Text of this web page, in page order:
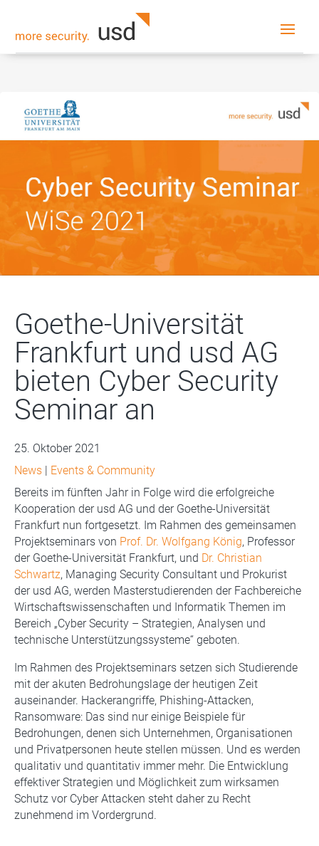
Goethe-Universität
Frankfurt und usd AG
bieten Cyber Security
Seminar an
25. Oktober 2021
News | Events & Community
Bereits im fünften Jahr in Folge wird die erfolgreiche
Kooperation der usd AG und der Goethe-Universität
Frankfurt nun fortgesetzt. Im Rahmen des gemeinsamen
Projektseminars von Prof. Dr. Wolfgang König, Professor
der Goethe-Universität Frankfurt, und Dr. Christian
Schwartz, Managing Security Consultant und Prokurist
der usd AG, werden Masterstudierenden der Fachbereiche
Wirtschaftswissenschaften und Informatik Themen im
Bereich „Cyber Security – Strategien, Analysen und
technische Unterstützungssysteme“ geboten.
Im Rahmen des Projektseminars setzen sich Studierende
mit der akuten Bedrohungslage der heutigen Zeit
auseinander. Hackerangriffe, Phishing-Attacken,
Ransomware: Das sind nur einige Beispiele für
Bedrohungen, denen sich Unternehmen, Organisationen
und Privatpersonen heute stellen müssen. Und es werden
qualitativ und quantitativ immer mehr. Die Entwicklung
effektiver Strategien und Möglichkeit zum wirksamen
Schutz vor Cyber Attacken steht daher zu Recht
zunehmend im Vordergrund.